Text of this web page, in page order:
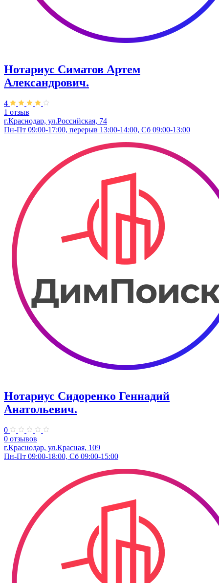
Нотариус Симатов Артем
Александрович.
4
1 отзыв
г.Краснодар, ул.Российская, 74
Пн-Пт 09:00-17:00, перерыв 13:00-14:00, Сб 09:00-13:00
Нотариус Сидоренко Геннадий
Анатольевич.
0
0 отзывов
г.Краснодар, ул.Красная, 109
Пн-Пт 09:00-18:00, Сб 09:00-15:00